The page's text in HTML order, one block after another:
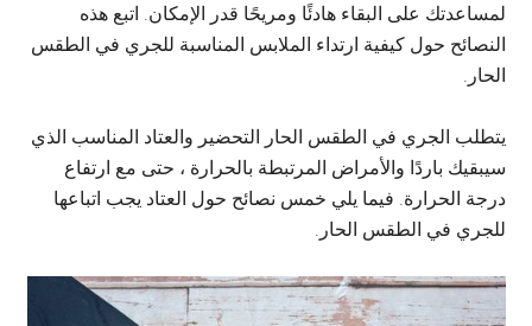
لمساعدتك على البقاء هادئًا ومريحًا قدر الإمكان. اتبع هذه
النصائح حول كيفية ارتداء الملابس المناسبة للجري في الطقس
الحار.
يتطلب الجري في الطقس الحار التحضير والعتاد المناسب الذي
سيبقيك باردًا والأمراض المرتبطة بالحرارة ، حتى مع ارتفاع
درجة الحرارة. فيما يلي خمس نصائح حول العتاد يجب اتباعها
للجري في الطقس الحار.